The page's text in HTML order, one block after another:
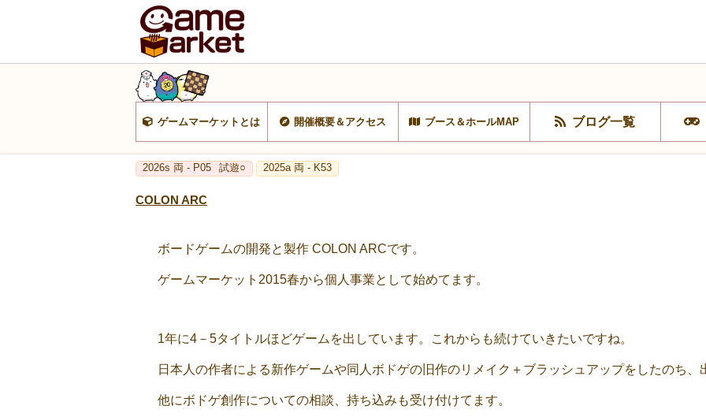
ゲームマーケットとは 開催概要＆アクセス ブース＆ホールMAP ブログ一覧
2026s 両 - P05 試遊○ 2025a 両 - K53
COLON ARC
ボードゲームの開発と製作 COLON ARCです。
ゲームマーケット2015春から個人事業として始めてます。
1年に4－5タイトルほどゲームを出しています。これからも続けていきたいですね。
日本人の作者による新作ゲームや同人ボドゲの旧作のリメイク＋ブラッシュアップをしたのち、
他にボドゲ創作についての相談、持ち込みも受け付けてます。